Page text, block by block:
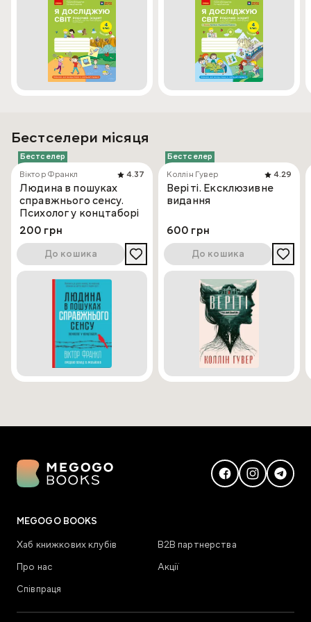
Бестселери місяця
Бестселер
Віктор Франкл
4.37
Людина в пошуках
справжнього сенсу.
Психолог у концтаборі
200 грн
До кошика
Бестселер
Коллін Гувер
4.29
Веріті. Ексклюзивне
видання
600 грн
До кошика
MEGOGO BOOKS
Хаб книжкових клубів
В2В партнерства
Про нас
Акції
Співпраця